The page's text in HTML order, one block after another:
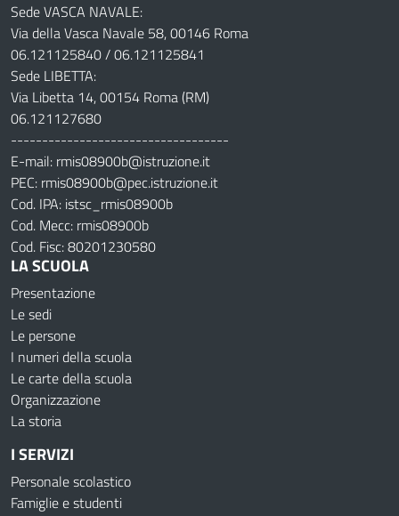
Sede VASCA NAVALE:
Via della Vasca Navale 58, 00146 Roma
06.121125840 / 06.121125841
Sede LIBETTA:
Via Libetta 14, 00154 Roma (RM)
06.121127680
-----------------------------------
E-mail: rmis08900b@istruzione.it
PEC: rmis08900b@pec.istruzione.it
Cod. IPA: istsc_rmis08900b
Cod. Mecc: rmis08900b
Cod. Fisc: 80201230580
LA SCUOLA
Presentazione
Le sedi
Le persone
I numeri della scuola
Le carte della scuola
Organizzazione
La storia
I SERVIZI
Personale scolastico
Famiglie e studenti